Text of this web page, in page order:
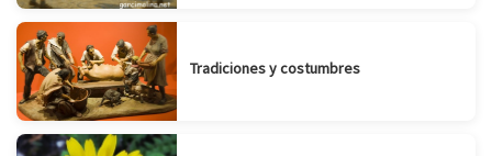
Tradiciones y costumbres